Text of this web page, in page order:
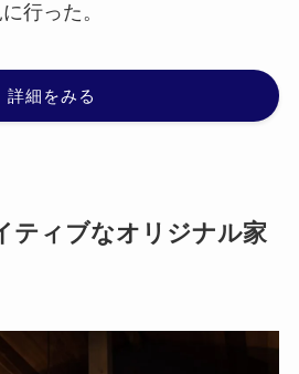
行った。
詳細をみる
ティブなオリジナル家